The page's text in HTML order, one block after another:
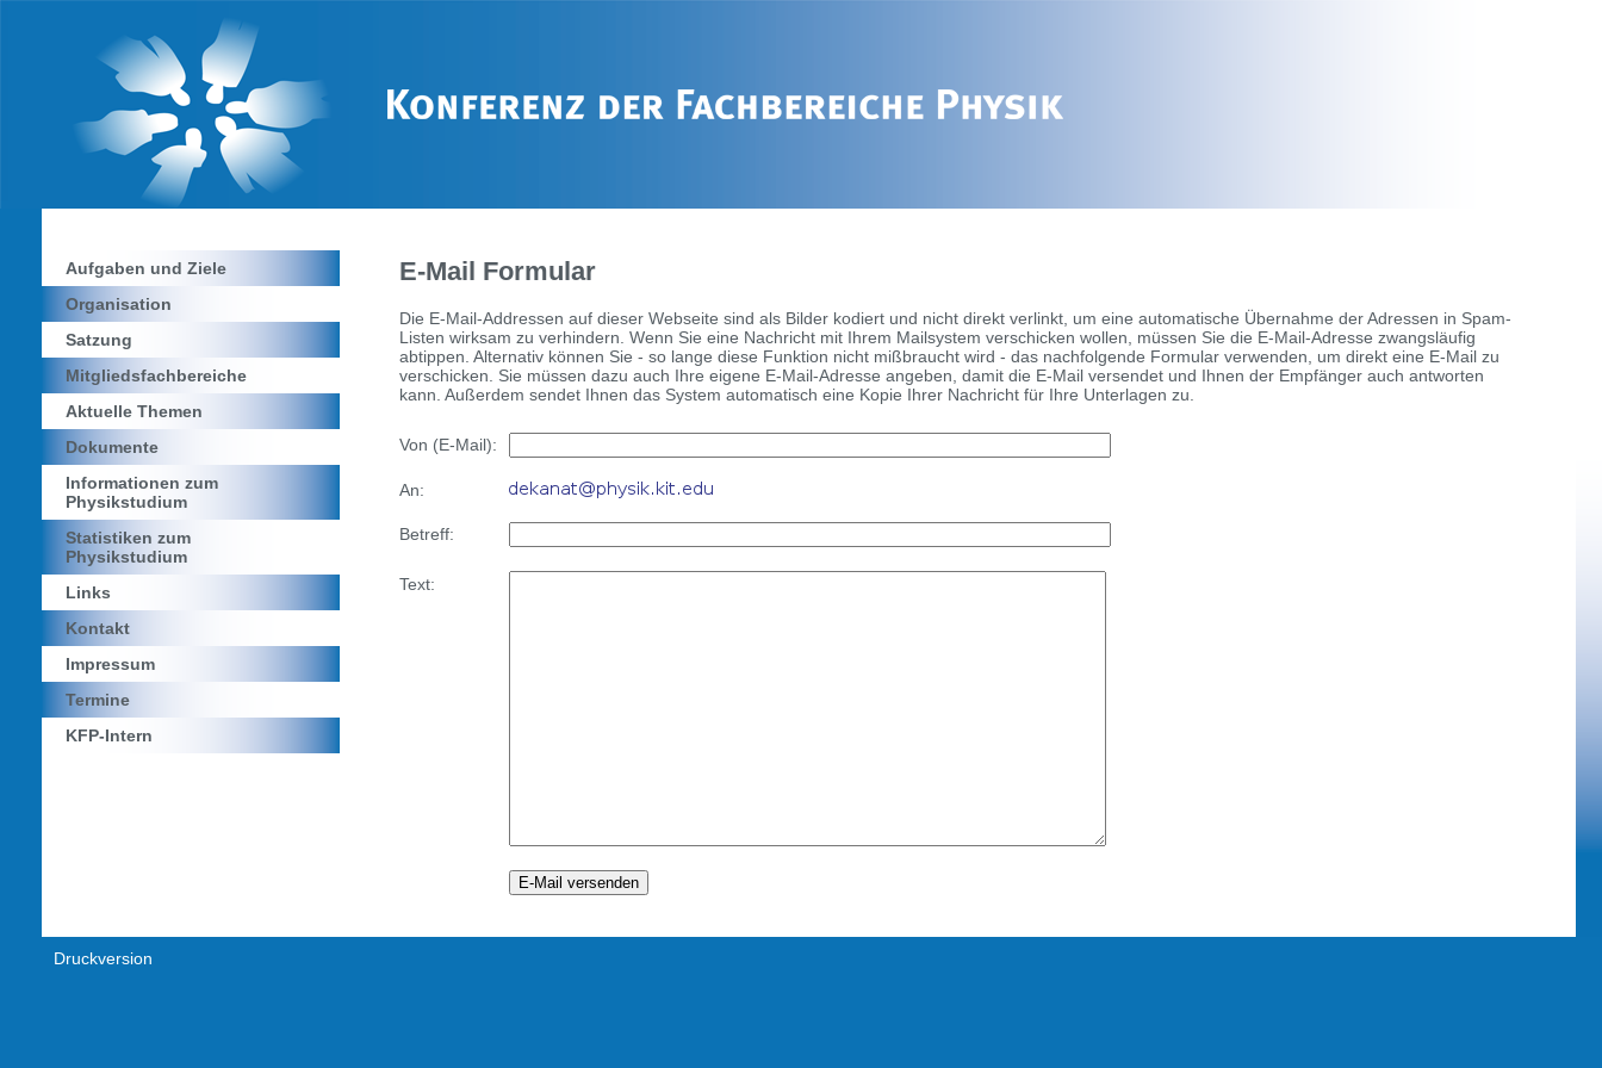
Aufgaben und Ziele
Organisation
Satzung
Mitgliedsfachbereiche
Aktuelle Themen
Dokumente
Informationen zum
Physikstudium
Statistiken zum
Physikstudium
Links
Kontakt
Impressum
Termine
KFP-Intern
E-Mail Formular
Die E-Mail-Addressen auf dieser Webseite sind als Bilder kodiert und nicht direkt verlinkt, um eine automatische Übernahme der Adressen in Spam-
Listen wirksam zu verhindern. Wenn Sie eine Nachricht mit Ihrem Mailsystem verschicken wollen, müssen Sie die E-Mail-Adresse zwangsläufig
abtippen. Alternativ können Sie - so lange diese Funktion nicht mißbraucht wird - das nachfolgende Formular verwenden, um direkt eine E-Mail zu
verschicken. Sie müssen dazu auch Ihre eigene E-Mail-Adresse angeben, damit die E-Mail versendet und Ihnen der Empfänger auch antworten
kann. Außerdem sendet Ihnen das System automatisch eine Kopie Ihrer Nachricht für Ihre Unterlagen zu.
Von (E-Mail):
An:
Betreff:
Text:
Druckversion